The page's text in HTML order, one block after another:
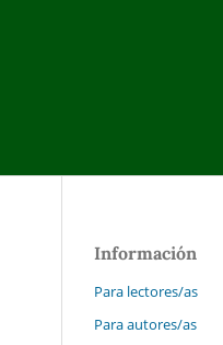
Información
Para lectores/as
Para autores/as